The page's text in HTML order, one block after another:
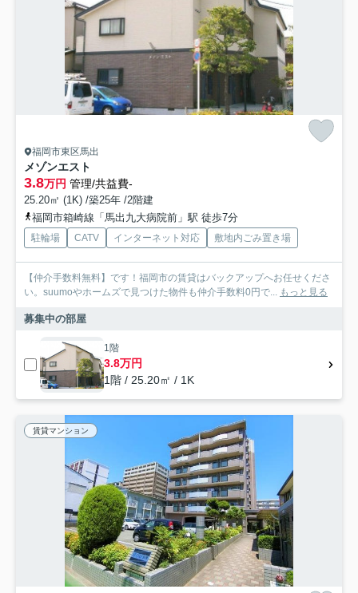
福岡市東区馬出
メゾンエスト
3.8万円 管理/共益費-
25.20㎡ (1K) /築25年 /2階建
福岡市箱崎線「馬出九大病院前」駅 徒歩7分
駐輪場 CATV インターネット対応 敷地内ごみ置き場
【仲介手数料無料】です！福岡市の賃貸はバックアップへお任せくださ
い。suumoやホームズで見つけた物件も仲介手数料0円で... もっと見る
募集中の部屋
1階
3.8万円
1階 / 25.20㎡ / 1K
賃貸マンション